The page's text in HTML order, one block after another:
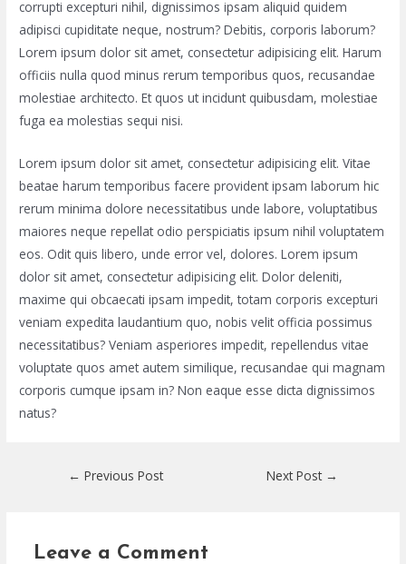
corrupti excepturi nihil, dignissimos ipsam aliquid quidem
adipisci cupiditate neque, nostrum? Debitis, corporis laborum?
Lorem ipsum dolor sit amet, consectetur adipisicing elit. Harum
officiis nulla quod minus rerum temporibus quos, recusandae
molestiae architecto. Et quos ut incidunt quibusdam, molestiae
fuga ea molestias sequi nisi.
Lorem ipsum dolor sit amet, consectetur adipisicing elit. Vitae
beatae harum temporibus facere provident ipsam laborum hic
rerum minima dolore necessitatibus unde labore, voluptatibus
maiores neque repellat odio perspiciatis ipsum nihil voluptatem
eos. Odit quis libero, unde error vel, dolores. Lorem ipsum
dolor sit amet, consectetur adipisicing elit. Dolor deleniti,
maxime qui obcaecati ipsam impedit, totam corporis excepturi
veniam expedita laudantium quo, nobis velit officia possimus
necessitatibus? Veniam asperiores impedit, repellendus vitae
voluptate quos amet autem similique, recusandae qui magnam
corporis cumque ipsam in? Non eaque esse dicta dignissimos
natus?
← Previous Post Next Post →
Leave a Comment